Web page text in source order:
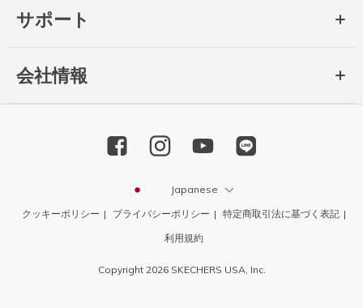
サポート
会社情報
Japanese
クッキーポリシー プライバシーポリシー
特定商取引法に基づく表記
利用規約
Copyright 2026 SKECHERS USA, Inc.